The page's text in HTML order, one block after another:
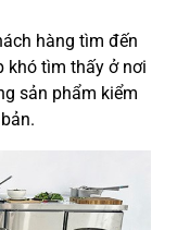
hàng tìm đến
khó tìm thấy ở nơi
sản phẩm kiểm